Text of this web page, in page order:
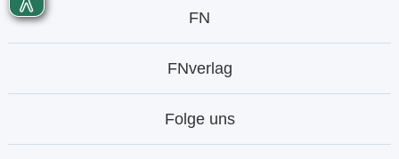
FN
FNverlag
Folge uns